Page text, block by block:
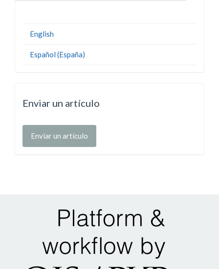
English
Español (España)
Enviar un artículo
Enviar un artículo